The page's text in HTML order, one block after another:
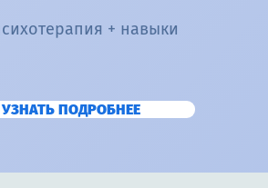
+ навыки
УЗНАТЬ ПОДРОБНЕЕ